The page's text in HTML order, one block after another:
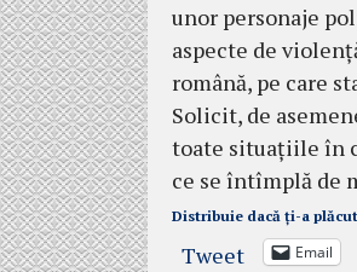
unor personaje
aspecte de
română, pe care
Solicit, de
toate situațiile în
ce se întîmplă de
Distribuie dacă ți-a
Tweet Email